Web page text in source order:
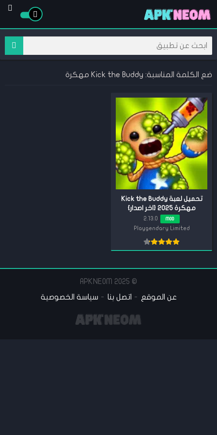
ضع الكلمة المناسبة: Kick the Buddy مهكرة
تحميل لعبة Kick the Buddy
مهكرة 2025 {اخر اصدار}
MOD
2.13.0
Playgendary Limited
© 2025 APKNEOM
عن الموقع
اتصل بنا سياسة الخصوصية